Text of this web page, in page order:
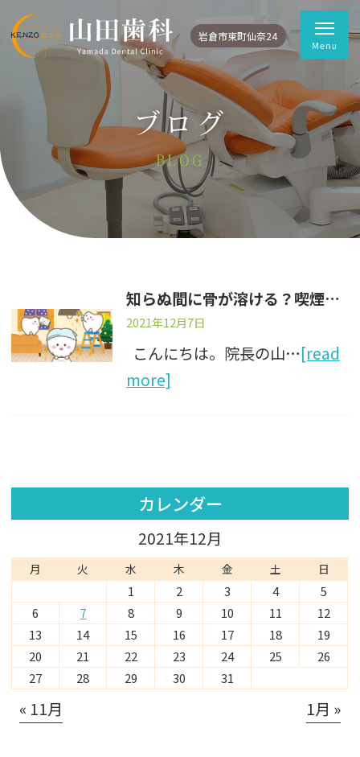
岩倉市東町仙奈24
ブログ
BLOG
知らぬ間に骨が溶ける？喫煙者のお口リスク
2021年12月7日
こんにちは。院長の山…[read
more]
カレンダー
2021年12月
月 火 水 木 金 土 日
1 2 3 4
5
6
7 8 9 10 11
12
13
14 15 16 17 18
19
20
21 22 23 24 25
26
27
28 29 30 31
« 11月 1月 »